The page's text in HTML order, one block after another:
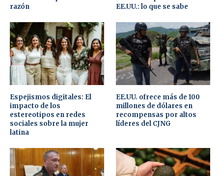
razón
EE.UU.: lo que se sabe
Espejismos digitales: El
impacto de los
estereotipos en redes
sociales sobre la mujer
latina
EE.UU. ofrece más de 100
millones de dólares en
recompensas por altos
líderes del CJNG